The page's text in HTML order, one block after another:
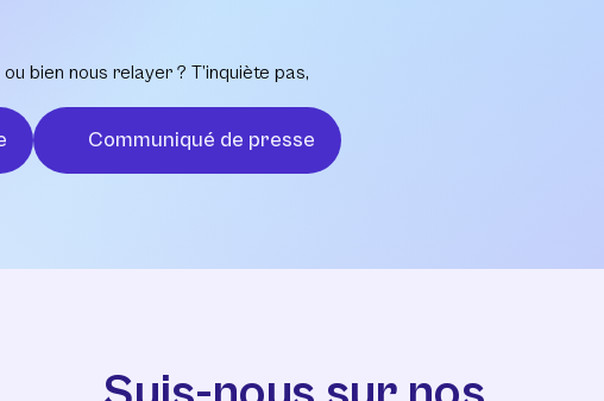
bien nous relayer ? T’inquiète pas,
Communiqué de presse